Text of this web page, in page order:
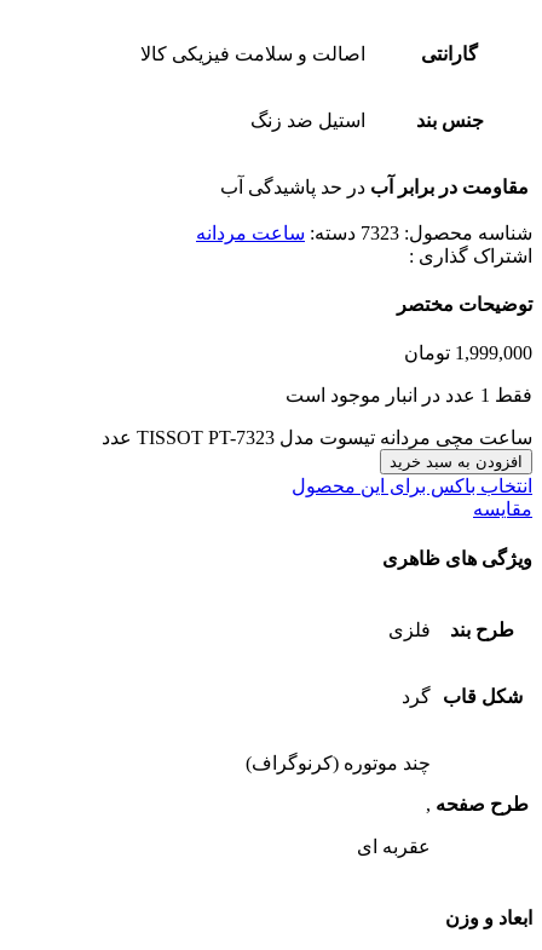
گارانتی اصالت و سلامت فیزیکی کالا
جنس بند استیل ضد زنگ
مقاومت در برابر آب در حد پاشیدگی آب
شناسه محصول: 7323 دسته: ساعت مردانه
اشتراک گذاری :
توضیحات مختصر
1,999,000 تومان
فقط 1 عدد در انبار موجود است
ساعت مچی مردانه تیسوت مدل TISSOT PT-7323 عدد
افزودن به سبد خرید
انتخاب باکس برای این محصول
مقایسه
ویژگی های ظاهری
طرح بند فلزی
شکل قاب گرد
طرح صفحه
چند موتوره (کرنوگراف)
,
عقربه ای
ابعاد و وزن